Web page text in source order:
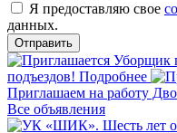
Я предоставляю свое
данных.
подъездов! Подробнее
Приглашаем на работу
Все объявления